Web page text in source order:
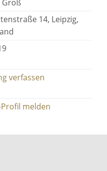
Groß
14, Leipzig,
verfassen
melden